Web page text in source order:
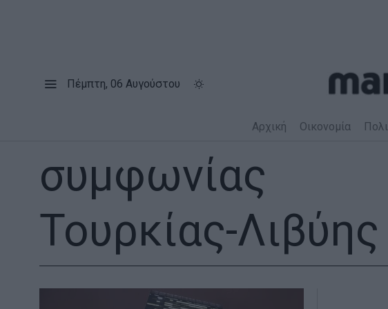
Πέμπτη, 06 Αυγούστου
Αρχική Οικονομία
συμφωνίας
Τουρκίας-Λιβύης